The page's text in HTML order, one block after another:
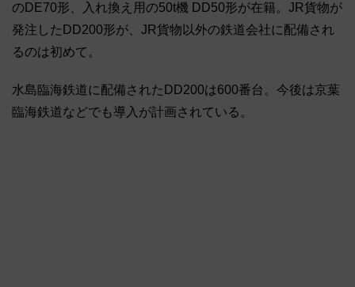
のDE70形、入れ換え用の50t機 DD50形が在籍。JR貨物が
発注したDD200形が、JR貨物以外の鉄道会社に配備され
るのは初めて。
水島臨海鉄道に配備されたDD200は600番台。今後は京葉
臨海鉄道などでも導入が計画されている。